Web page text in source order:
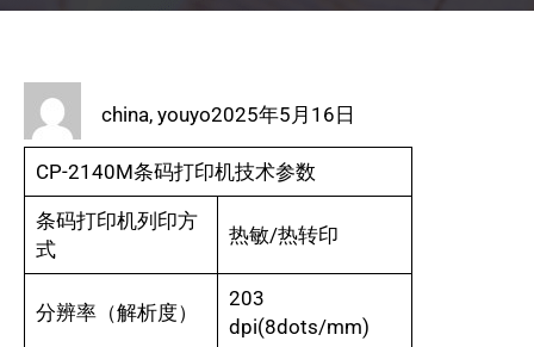
china, youyo2025年5月16日
CP-2140M条码打印机技术参数
条码打印机列印方
式
热敏/热转印
分辨率（解析度）
203
dpi(8dots/mm)